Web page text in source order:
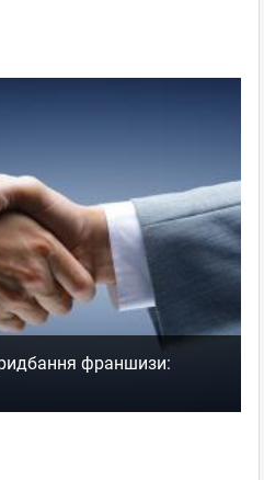
франшизи: